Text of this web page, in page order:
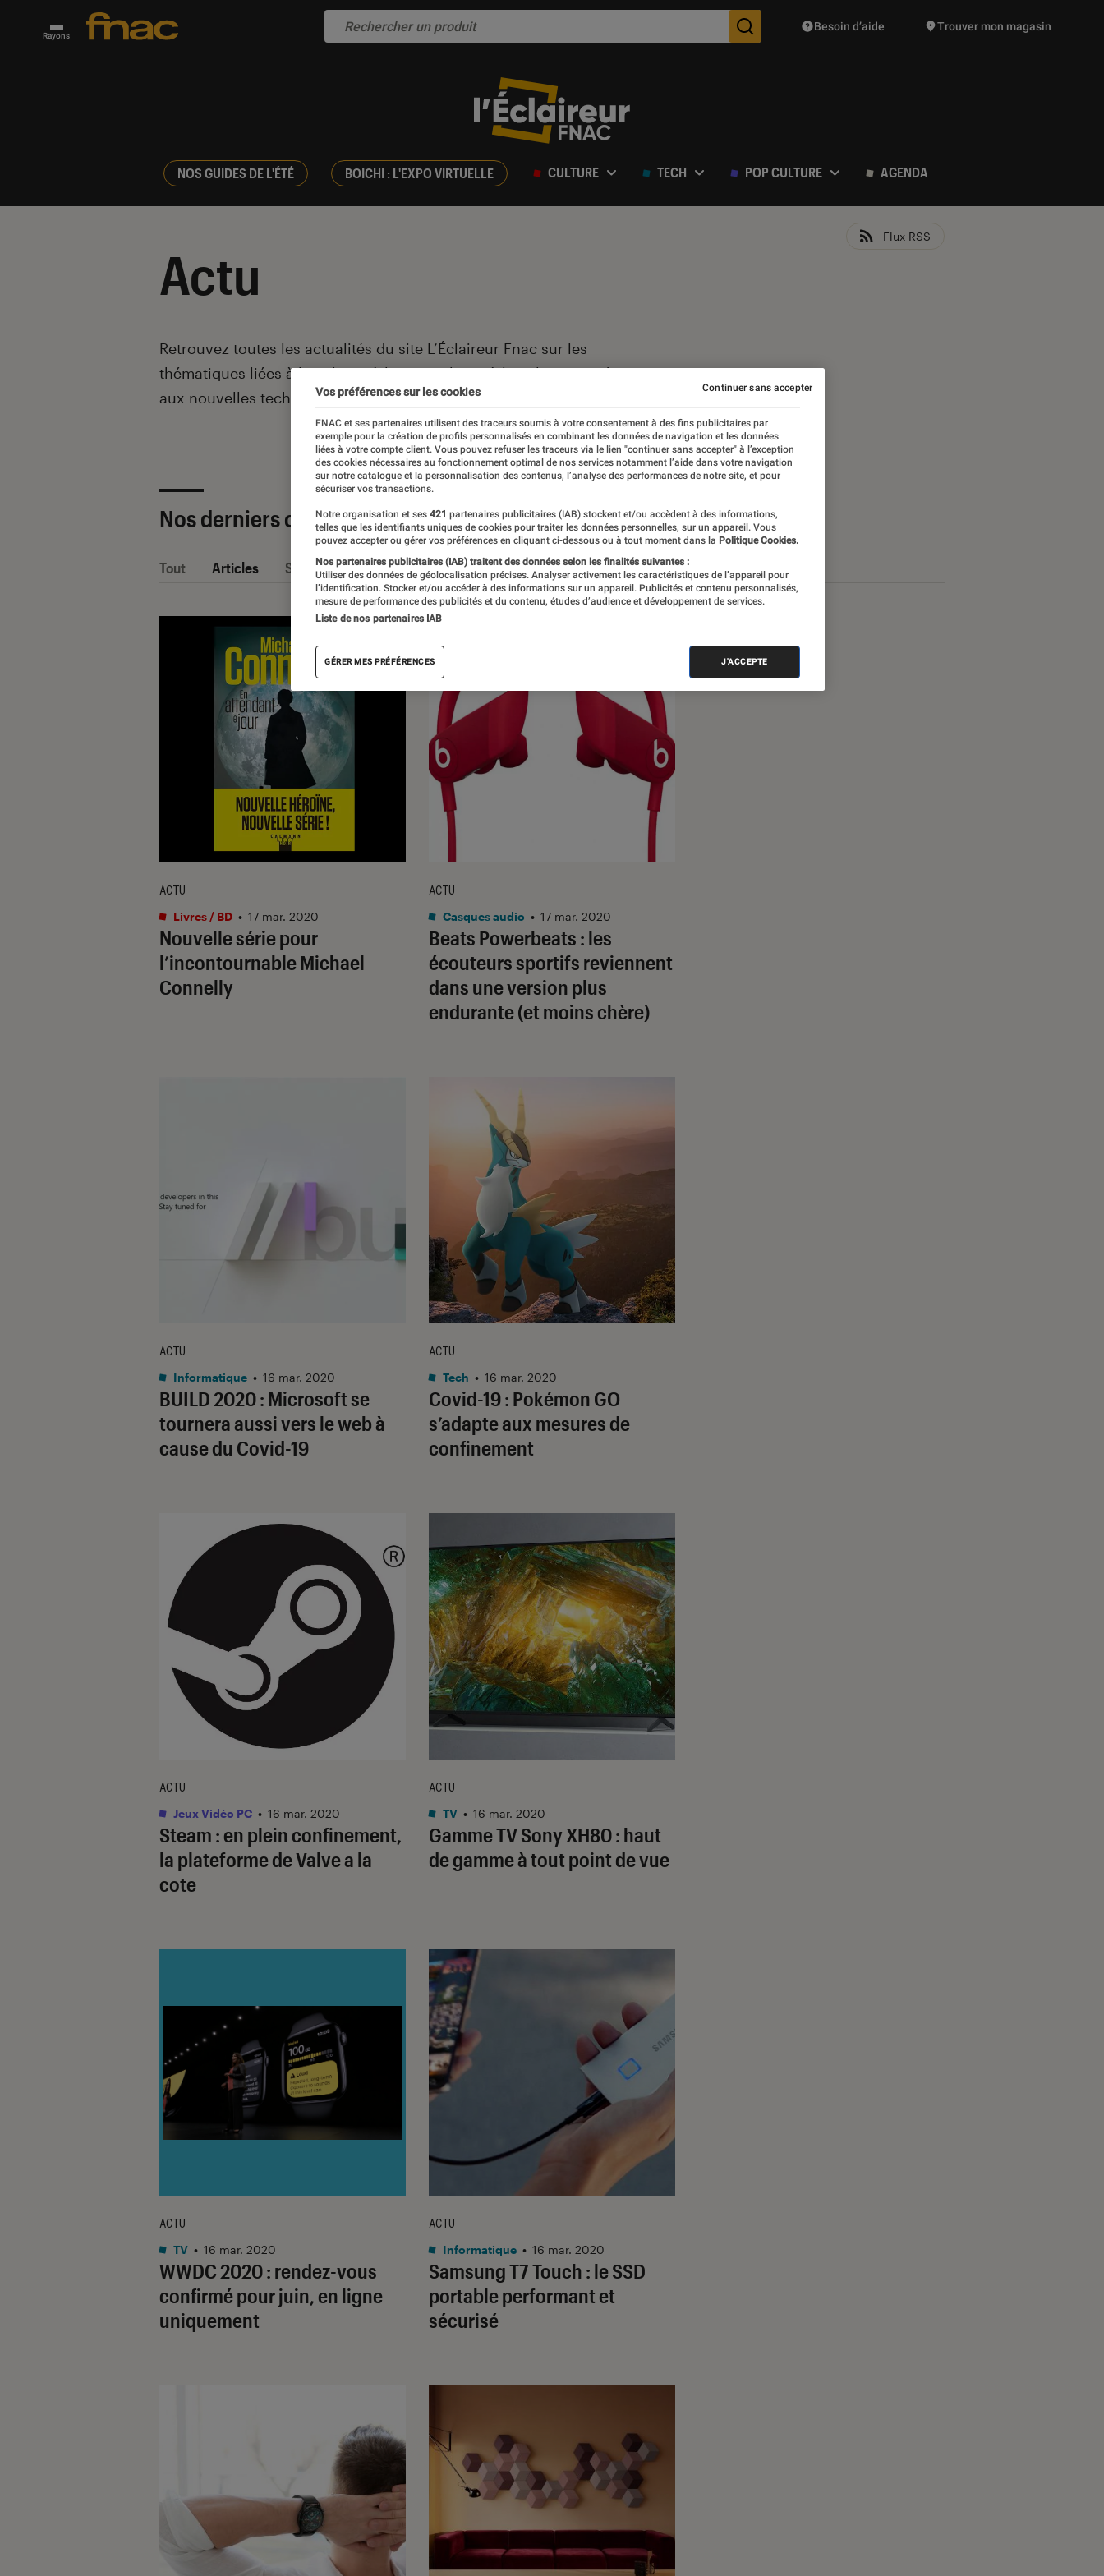
Rayons Des suggestions de produits vont vous être proposées
Besoin d’aide Trouver mon magasin
NOS GUIDES DE L'ÉTÉ BOICHI : L'EXPO VIRTUELLE CULTURE TECH POP CULTURE AGENDA
Actu
Flux RSS
Introduction
Retrouvez toutes les actualités du site L’Éclaireur Fnac sur les
thématiques liées à la culture, à la pop culture, à la culture numérique et
aux nouvelles technologies.
Nos derniers contenus
Tout Articles Sélections et guides Tests
Nouvelle série pour
l’incontournable Michael
Connelly
ACTU
Livres / BD • 17 mar. 2020
Beats Powerbeats : les
écouteurs sportifs reviennent
dans une version plus
endurante (et moins chère)
ACTU
Casques audio • 17 mar. 2020
BUILD 2020 : Microsoft se
tournera aussi vers le web à
cause du Covid-19
ACTU
Informatique • 16 mar. 2020
Covid-19 : Pokémon GO
s’adapte aux mesures de
confinement
ACTU
Tech • 16 mar. 2020
Steam : en plein confinement,
la plateforme de Valve a la
cote
ACTU
Jeux Vidéo PC • 16 mar. 2020
Gamme TV Sony XH80 : haut
de gamme à tout point de vue
ACTU
TV • 16 mar. 2020
WWDC 2020 : rendez-vous
confirmé pour juin, en ligne
uniquement
ACTU
TV • 16 mar. 2020
Samsung T7 Touch : le SSD
portable performant et
sécurisé
ACTU
Informatique • 16 mar. 2020
Vos préférences sur les cookies
FNAC et ses partenaires utilisent des traceurs soumis à votre consentement à des fins publicitaires par
exemple pour la création de profils personnalisés en combinant les données de navigation et les données
liées à votre compte client. Vous pouvez refuser les traceurs via le lien "continuer sans accepter" à l’exception
des cookies nécessaires au fonctionnement optimal de nos services notamment l’aide dans votre navigation
sur notre catalogue et la personnalisation des contenus, l’analyse des performances de notre site, et pour
sécuriser vos transactions.
Notre organisation et ses 421 partenaires publicitaires (IAB) stockent et/ou accèdent à des informations,
telles que les identifiants uniques de cookies pour traiter les données personnelles, sur un appareil. Vous
pouvez accepter ou gérer vos préférences en cliquant ci-dessous ou à tout moment dans la Politique Cookies.
Nos partenaires publicitaires (IAB) traitent des données selon les finalités suivantes :
Utiliser des données de géolocalisation précises. Analyser activement les caractéristiques de l’appareil pour
l’identification. Stocker et/ou accéder à des informations sur un appareil. Publicités et contenu personnalisés,
mesure de performance des publicités et du contenu, études d’audience et développement de services.
Liste de nos partenaires IAB
GÉRER MES PRÉFÉRENCES J'ACCEPTE
Continuer sans accepter